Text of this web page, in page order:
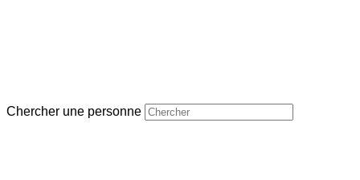
Chercher une personne